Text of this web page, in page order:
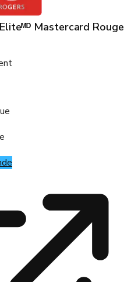
Mastercard Rouge